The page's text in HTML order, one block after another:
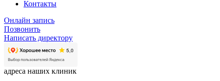
Контакты
Онлайн запись
Позвонить
Написать директору
адреса наших клиник